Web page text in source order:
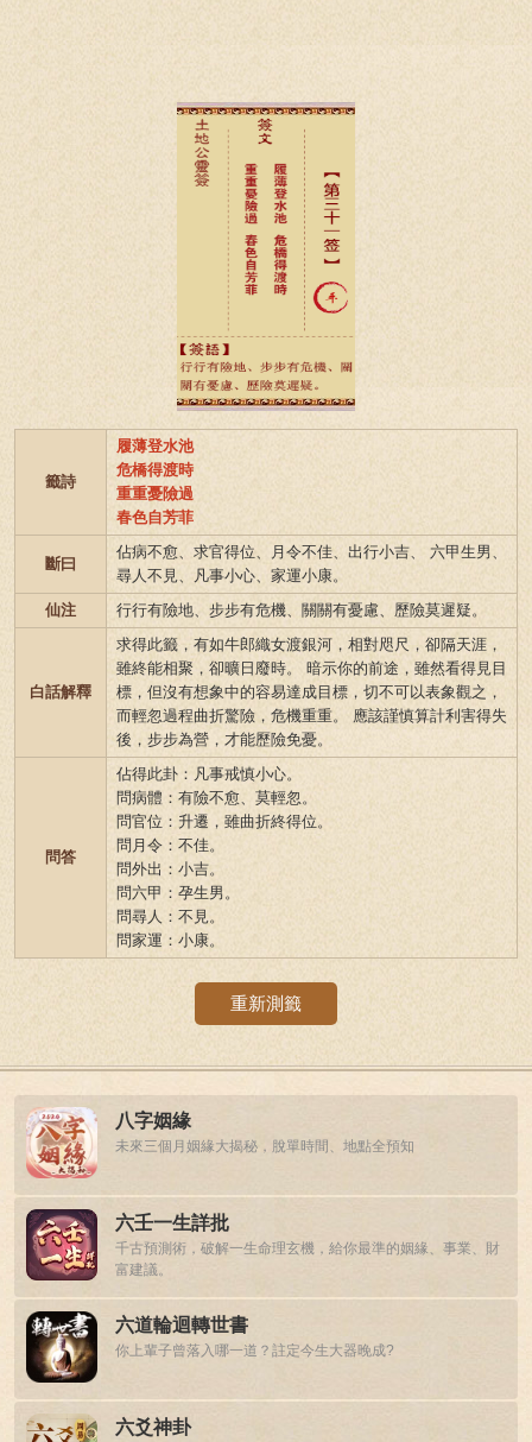
籤詩
履薄登水池
危橋得渡時
重重憂險過
春色自芳菲
斷曰
佔病不愈、求官得位、月令不佳、出行小吉、 六甲生男、
尋人不見、凡事小心、家運小康。
仙注
行行有險地、步步有危機、關關有憂慮、歷險莫遲疑。
白話解釋
求得此籤，有如牛郎織女渡銀河，相對咫尺，卻隔天涯，
雖終能相聚，卻曠日廢時。 暗示你的前途，雖然看得見目
標，但沒有想象中的容易達成目標，切不可以表象觀之，
而輕忽過程曲折驚險，危機重重。 應該謹慎算計利害得失
後，步步為營，才能歷險免憂。
問答
佔得此卦：凡事戒慎小心。
問病體：有險不愈、莫輕忽。
問官位：升遷，雖曲折終得位。
問月令：不佳。
問外出：小吉。
問六甲：孕生男。
問尋人：不見。
問家運：小康。
重新測籤
八字姻緣
未來三個月姻緣大揭秘，脫單時間、地點全預知
六壬一生詳批
千古預測術，破解一生命理玄機，給你最準的姻緣、事業、財
富建議。
六道輪迴轉世書
你上輩子曾落入哪一道？註定今生大器晚成?
六爻神卦